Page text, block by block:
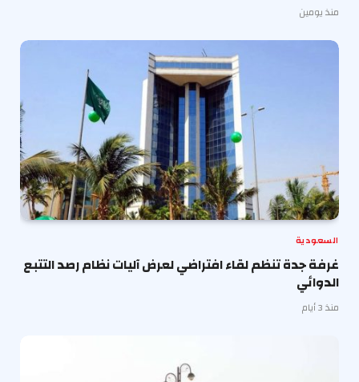
منذ يومين
السعودية
غرفة جدة تنظم لقاء افتراضي لعرض آليات نظام رصد التتبع
الدوائي
منذ 3 أيام